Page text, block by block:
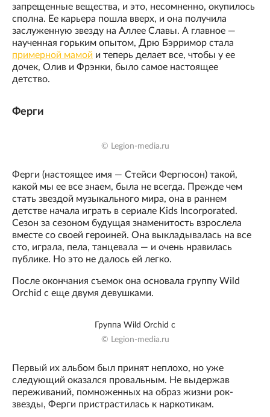
запрещенные вещества, и это, несомненно, окупилось
сполна. Ее карьера пошла вверх, и она получила
заслуженную звезду на Аллее Славы. А главное —
наученная горьким опытом, Дрю Бэрримор стала
примерной мамой и теперь делает все, чтобы у ее
дочек, Олив и Фрэнки, было самое настоящее
детство.
Ферги
© Legion-media.ru
Ферги (настоящее имя — Стейси Фергюсон) такой,
какой мы ее все знаем, была не всегда. Прежде чем
стать звездой музыкального мира, она в раннем
детстве начала играть в сериале Kids Incorporated.
Сезон за сезоном будущая знаменитость взрослела
вместе со своей героиней. Она выкладывалась на все
сто, играла, пела, танцевала — и очень нравилась
публике. Но это не далось ей легко.
После окончания съемок она основала группу Wild
Orchid с еще двумя девушками.
Группа Wild Orchid с
© Legion-media.ru
Первый их альбом был принят неплохо, но уже
следующий оказался провальным. Не выдержав
переживаний, помноженных на образ жизни рок-
звезды, Ферги пристрастилась к наркотикам.